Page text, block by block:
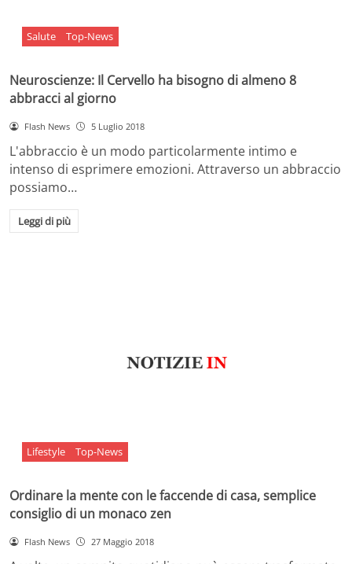
Salute Top-News
Neuroscienze: Il Cervello ha bisogno di almeno 8
abbracci al giorno
Flash News 5 Luglio 2018
L'abbraccio è un modo particolarmente intimo e
intenso di esprimere emozioni. Attraverso un abbraccio
possiamo…
Leggi di più
Lifestyle Top-News
Ordinare la mente con le faccende di casa, semplice
consiglio di un monaco zen
Flash News 27 Maggio 2018